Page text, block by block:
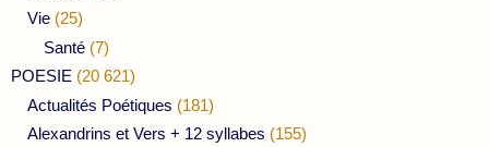
Vie (25)
Santé (7)
POESIE (20 621)
Actualités Poétiques (181)
Alexandrins et Vers + 12 syllabes (155)